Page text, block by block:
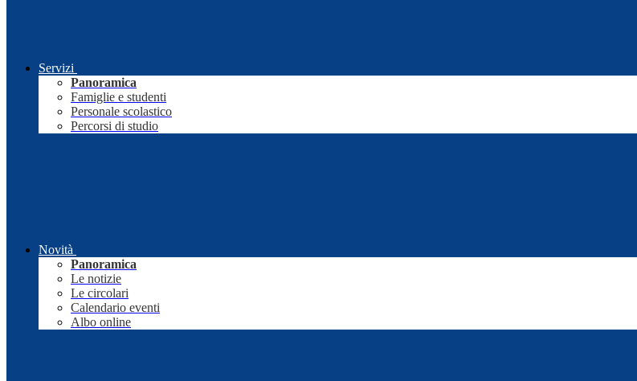
Servizi
Panoramica
Famiglie e studenti
Personale scolastico
Percorsi di studio
Novità
Panoramica
Le notizie
Le circolari
Calendario eventi
Albo online